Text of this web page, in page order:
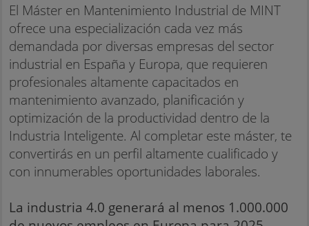
El Máster en Mantenimiento Industrial de MINT
ofrece una especialización cada vez más
demandada por diversas empresas del sector
industrial en España y Europa, que requieren
profesionales altamente capacitados en
mantenimiento avanzado, planificación y
optimización de la productividad dentro de la
Industria Inteligente. Al completar este máster, te
convertirás en un perfil altamente cualificado y
con innumerables oportunidades laborales.
La industria 4.0 generará al menos 1.000.000